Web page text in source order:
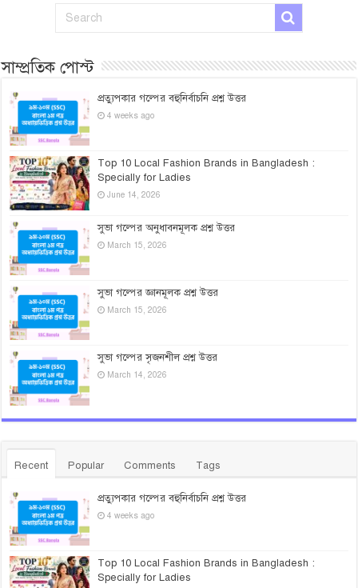
সাম্প্রতিক পোস্ট
প্রত্যুপকার গল্পের বহুনির্বাচনি প্রশ্ন উত্তর
4 weeks ago
Top 10 Local Fashion Brands in Bangladesh :
Specially for Ladies
June 14, 2026
সুভা গল্পের অনুধাবনমূলক প্রশ্ন উত্তর
March 15, 2026
সুভা গল্পের জ্ঞানমূলক প্রশ্ন উত্তর
March 15, 2026
সুভা গল্পের সৃজনশীল প্রশ্ন উত্তর
March 14, 2026
Recent Popular Comments Tags
প্রত্যুপকার গল্পের বহুনির্বাচনি প্রশ্ন উত্তর
4 weeks ago
Top 10 Local Fashion Brands in Bangladesh :
Specially for Ladies